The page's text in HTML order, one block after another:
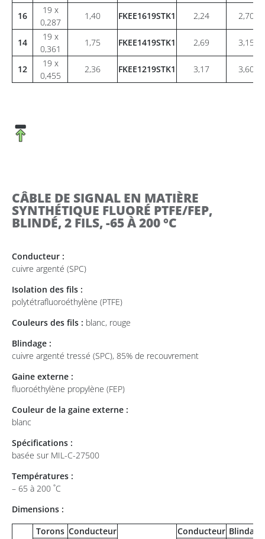
16
19 x
0,287
1,40 FKEE1619STK1 2,24 2,70
14
19 x
0,361
1,75 FKEE1419STK1 2,69 3,15
12
19 x
0,455
2,36 FKEE1219STK1 3,17 3,60
CÂBLE DE SIGNAL EN MATIÈRE
SYNTHÉTIQUE FLUORÉ PTFE/FEP,
BLINDÉ, 2 FILS, -65 À 200 °C
Conducteur :
cuivre argenté (SPC)
Isolation des fils :
polytétrafluoroéthylène (PTFE)
Couleurs des fils : blanc, rouge
Blindage :
cuivre argenté tressé (SPC), 85% de recouvrement
Gaine externe :
fluoroéthylène propylène (FEP)
Couleur de la gaine externe :
blanc
Spécifications :
basée sur MIL-C-27500
Températures :
– 65 à 200 ˚C
Dimensions :
Torons Conducteur
Conducteur Blindage